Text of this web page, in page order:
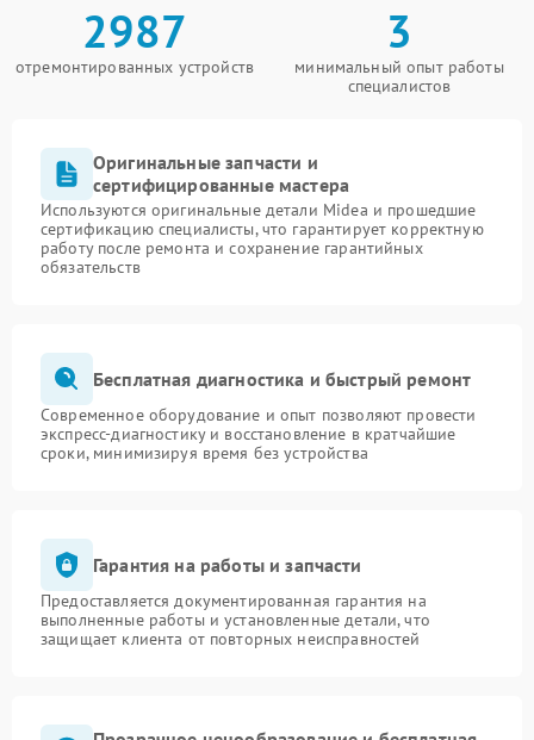
2987
отремонтированных устройств
3
минимальный опыт работы
специалистов
Оригинальные запчасти и
сертифицированные мастера
Используются оригинальные детали Midea и прошедшие
сертификацию специалисты, что гарантирует корректную
работу после ремонта и сохранение гарантийных
обязательств
Бесплатная диагностика и быстрый ремонт
Современное оборудование и опыт позволяют провести
экспресс-диагностику и восстановление в кратчайшие
сроки, минимизируя время без устройства
Гарантия на работы и запчасти
Предоставляется документированная гарантия на
выполненные работы и установленные детали, что
защищает клиента от повторных неисправностей